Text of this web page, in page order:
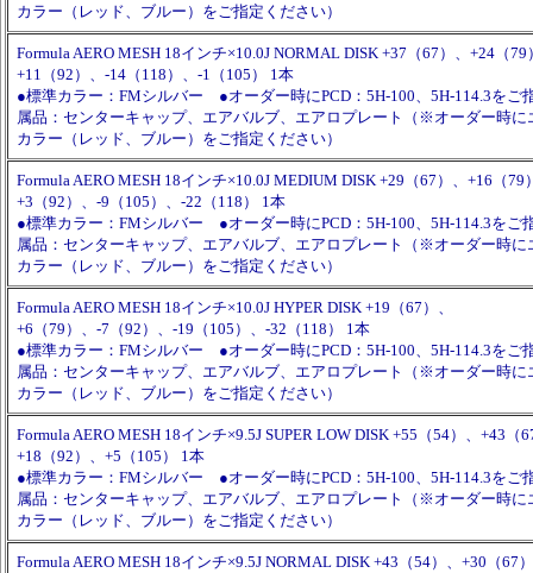
カラー（レッド、ブルー）をご指定ください）
Formula AERO MESH 18インチ×10.0J NORMAL DISK +37（67）、+24（79
+11（92）、-14（118）、-1（105） 1本
●標準カラー：FMシルバー ●オーダー時にPCD：5H-100、5H-114.3を
属品：センターキャップ、エアバルブ、エアロプレート（※オーダー時に
カラー（レッド、ブルー）をご指定ください）
Formula AERO MESH 18インチ×10.0J MEDIUM DISK +29（67）、+16（79
+3（92）、-9（105）、-22（118） 1本
●標準カラー：FMシルバー ●オーダー時にPCD：5H-100、5H-114.3を
属品：センターキャップ、エアバルブ、エアロプレート（※オーダー時に
カラー（レッド、ブルー）をご指定ください）
Formula AERO MESH 18インチ×10.0J HYPER DISK +19（67）、
+6（79）、-7（92）、-19（105）、-32（118） 1本
●標準カラー：FMシルバー ●オーダー時にPCD：5H-100、5H-114.3を
属品：センターキャップ、エアバルブ、エアロプレート（※オーダー時に
カラー（レッド、ブルー）をご指定ください）
Formula AERO MESH 18インチ×9.5J SUPER LOW DISK +55（54）、+43（
+18（92）、+5（105） 1本
●標準カラー：FMシルバー ●オーダー時にPCD：5H-100、5H-114.3を
属品：センターキャップ、エアバルブ、エアロプレート（※オーダー時に
カラー（レッド、ブルー）をご指定ください）
Formula AERO MESH 18インチ×9.5J NORMAL DISK +43（54）、+30（67